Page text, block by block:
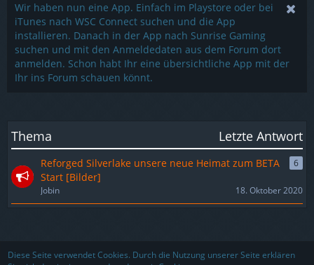
Wir haben nun eine App. Einfach im Playstore oder bei
iTunes nach WSC Connect suchen und die App
installieren. Danach in der App nach Sunrise Gaming
suchen und mit den Anmeldedaten aus dem Forum dort
anmelden. Schon habt Ihr eine übersichtliche App mit der
Ihr ins Forum schauen könnt.
Thema Letzte Antwort
Reforged Silverlake unsere neue Heimat zum BETA
Start [Bilder]
6
Jobin 18. Oktober 2020
Nutzungsbedingungen Datenschutzerklärung Impressum
Diese Seite verwendet Cookies. Durch die Nutzung unserer Seite erklären